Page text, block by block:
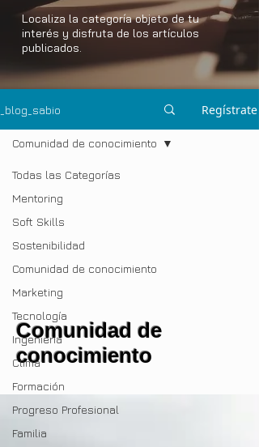
Localiza la categoría objeto de tu
interés y disfruta de los artículos
publicados.
_blog_sabio Regístrate
Todas las Categorías
Mentoring
Soft Skills
Sostenibilidad
Comunidad de conocimiento
Marketing
Tecnología
Ingenieria
Clima
Formación
Progreso Profesional
Familia
Comunidad de conocimiento
Comunidad de
conocimiento